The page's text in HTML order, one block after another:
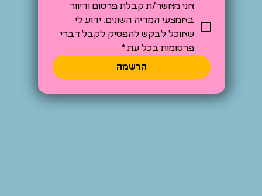
אני מאשר/ת קבלת פרסום ודיוור
באמצעי המדיה השונים. ידוע לי
שאוכל לבקש להפסיק לקבל דברי
פרסומות בכל עת *
הרשמה